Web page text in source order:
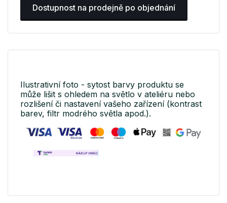
Dostupnost na prodejně po objednání
Ilustrativní foto - sytost barvy produktu se
může lišit s ohledem na světlo v ateliéru nebo
rozlišení či nastavení vašeho zařízení (kontrast
barev, filtr modrého světla apod.).